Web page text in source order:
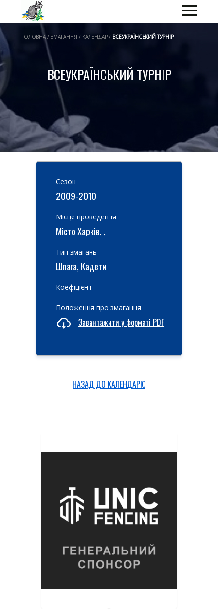
ГОЛОВНА / ЗМАГАННЯ / КАЛЕНДАР / ВСЕУКРАЇНСЬКИЙ ТУРНІР
ВСЕУКРАЇНСЬКИЙ ТУРНІР
Cезон
2009-2010
Місце проведення
Місто Харків, ,
Тип змагань
Шпага, Кадети
Коефіцієнт
Положення про змагання
Завантажити у форматі PDF
НАЗАД ДО КАЛЕНДАРЮ